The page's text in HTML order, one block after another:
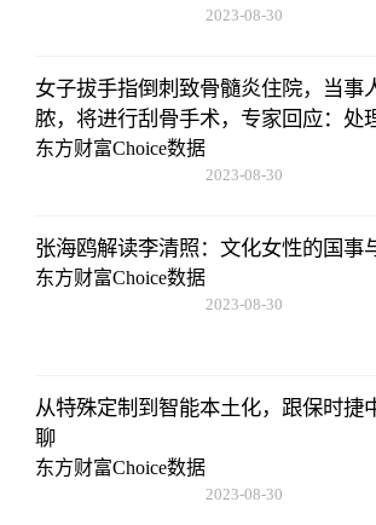
2023-08-30
女子拔手指倒刺致骨髓炎住院，当事
脓，将进行刮骨手术，专家回应：处
肢风险
东方财富Choice数据
2023-08-30
张海鸥解读李清照：文化女性的国事
东方财富Choice数据
2023-08-30
从特殊定制到智能本土化，跟保时捷
聊
东方财富Choice数据
2023-08-30